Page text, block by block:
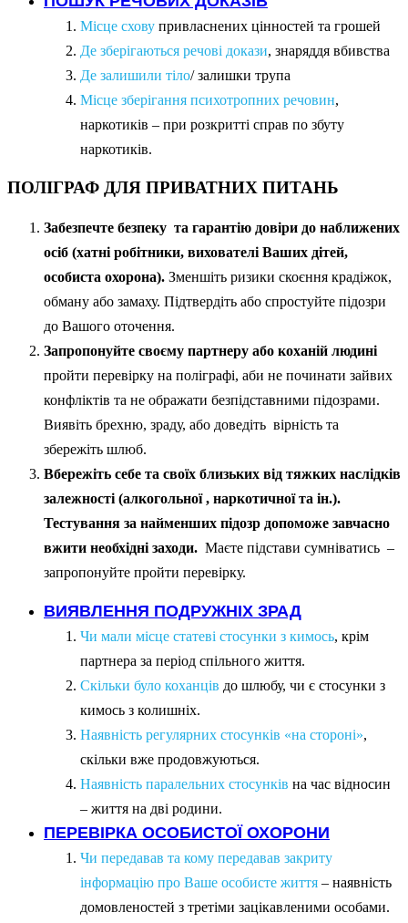
Місце схову привласнених цінностей та грошей
Де зберігаються речові докази, знаряддя вбивства
Де залишили тіло/ залишки трупа
Місце зберігання психотропних речовин,
наркотиків – при розкритті справ по збуту
наркотиків.
ПОЛІГРАФ ДЛЯ ПРИВАТНИХ ПИТАНЬ
Забезпечте безпеку та гарантію довіри до наближених
осіб (хатні робітники, вихователі Ваших дітей,
особиста охорона). Зменшіть ризики скоєння крадіжок,
обману або замаху. Підтвердіть або спростуйте підозри
до Вашого оточення.
Запропонуйте своєму партнеру або коханій людині
пройти перевірку на поліграфі, аби не починати зайвих
конфліктів та не ображати безпідставними підозрами.
Виявіть брехню, зраду, або доведіть вірність та
збережіть шлюб.
Вбережіть себе та своїх близьких від тяжких наслідків
залежності (алкогольної , наркотичної та ін.).
Тестування за найменших підозр допоможе завчасно
вжити необхідні заходи. Маєте підстави сумніватись –
запропонуйте пройти перевірку.
ВИЯВЛЕННЯ ПОДРУЖНІХ ЗРАД
Чи мали місце статеві стосунки з кимось, крім
партнера за період спільного життя.
Скільки було коханців до шлюбу, чи є стосунки з
кимось з колишніх.
Наявність регулярних стосунків «на стороні»,
скільки вже продовжуються.
Наявність паралельних стосунків на час відносин
– життя на дві родини.
ПЕРЕВІРКА ОСОБИСТОЇ ОХОРОНИ
Чи передавав та кому передавав закриту
інформацію про Ваше особисте життя – наявність
домовленостей з третіми зацікавленими особами.